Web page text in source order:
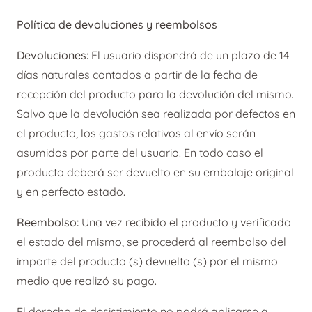
Política de devoluciones y reembolsos
Devoluciones: El usuario dispondrá de un plazo de 14
días naturales contados a partir de la fecha de
recepción del producto para la devolución del mismo.
Salvo que la devolución sea realizada por defectos en
el producto, los gastos relativos al envío serán
asumidos por parte del usuario. En todo caso el
producto deberá ser devuelto en su embalaje original
y en perfecto estado.
Reembolso: Una vez recibido el producto y verificado
el estado del mismo, se procederá al reembolso del
importe del producto (s) devuelto (s) por el mismo
medio que realizó su pago.